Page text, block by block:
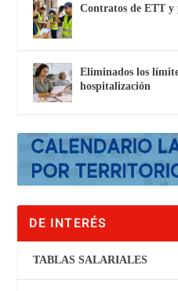
Contratos de ETT y
Eliminados los
hospitalización
DE INTERÉS
TABLAS SALARIALES